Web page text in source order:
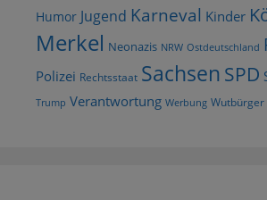
Humor Jugend Karneval Kinder
Merkel Neonazis NRW Ostdeutschland
Polizei Rechtsstaat Sachsen SPD
Trump Verantwortung Werbung Wutbürger